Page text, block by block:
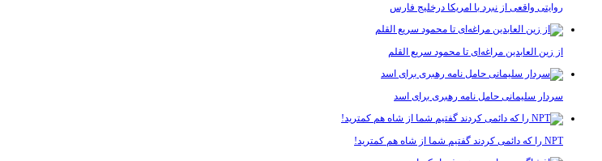
روایتی واقعی از نبرد با امریکا درخلیج فارس
از زین العابدین مراغه‌ای تا محمود سریع القلم
سردار سلیمانی حامل نامه رهبری برای اسد
NPT را که دائمی کردند گفتیم شما از شاه هم کمترید!